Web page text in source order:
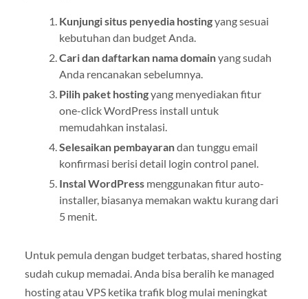
Kunjungi situs penyedia hostingyang sesuai
kebutuhan dan budget Anda.
Cari dan daftarkan nama domainyang sudah
Anda rencanakan sebelumnya.
Pilih paket hostingyang menyediakan fitur
one-click WordPress install untuk
memudahkan instalasi.
Selesaikan pembayarandan tunggu email
konfirmasi berisi detail login control panel.
Instal WordPressmenggunakan fitur auto-
installer, biasanya memakan waktu kurang dari
5 menit.
Untuk pemula dengan budget terbatas, shared hosting
sudah cukup memadai. Anda bisa beralih ke managed
hosting atau VPS ketika trafik blog mulai meningkat